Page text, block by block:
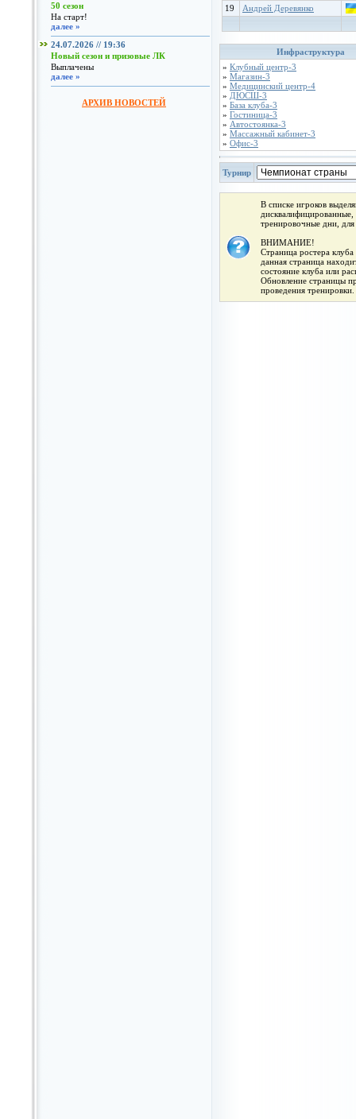
50 сезон
На старт!
далее »
24.07.2026 // 19:36
Новый сезон и призовые ЛК
Выплачены
далее »
АРХИВ НОВОСТЕЙ
19
Андрей Деревянко
Инфраструктура
» Клубный центр-3
» Магазин-3
» Медицинский центр-4
» ДЮСШ-3
» База клуба-3
» Гостиница-3
» Автостоянка-3
» Массажный кабинет-3
» Офис-3
Турнир
В списке игроков
тренировочные дни,
ВНИМАНИЕ!
Страница ростера
данная страница
состояние клуба или
Обновление страницы
проведения тренировки.